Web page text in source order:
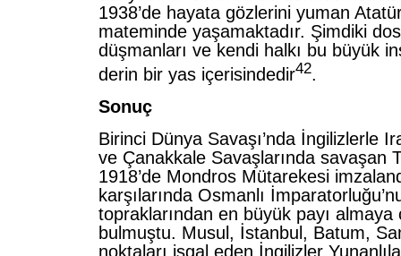
1938’de hayata gözlerini yuman
mateminde yaşamaktadır. Şimdiki
düşmanları ve kendi halkı bu büyük
derin bir yas içerisindedir42.
Sonuç
Birinci Dünya Savaşı’nda İngilizlerle
ve Çanakkale Savaşlarında savaşan
1918’de Mondros Mütarekesi
karşılarında Osmanlı
topraklarından en büyük payı almaya
bulmuştu. Musul, İstanbul, Batum,
noktaları işgal eden İngilizler